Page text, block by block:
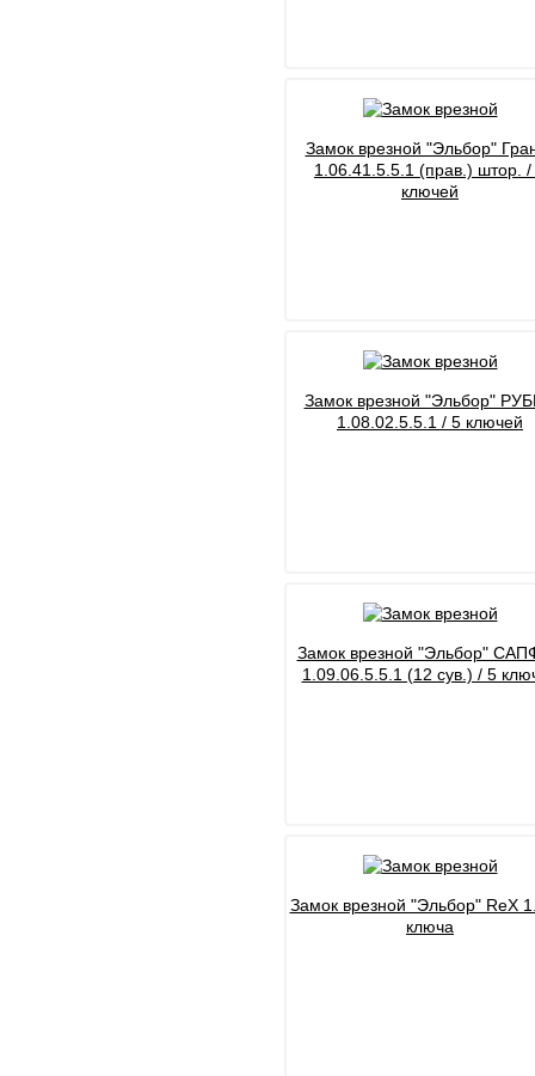
Замок врезной "Эльбор"
1.06.41.5.5.1 (прав.) штор. /
ключей
Замок врезной "Эльбор"
1.08.02.5.5.1 / 5 ключей
Замок врезной "Эльбор"
1.09.06.5.5.1 (12 сув.) / 5
Замок врезной "Эльбор" ReX
ключа